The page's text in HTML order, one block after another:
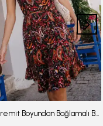
Kadın Kiremit Boyundan Bağlamalı Beli Kuşaklı Eteği Fırfırlı Elbise ARM-26Y001149